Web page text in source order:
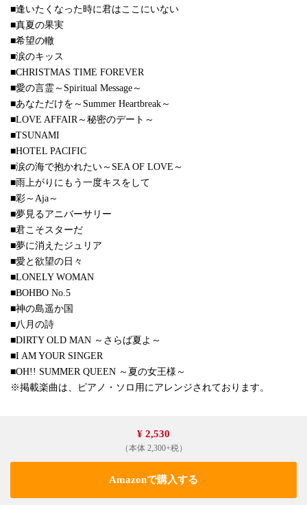
■逢いたくなった時に君はここにいない
■真夏の果実
■希望の轍
■涙のキッス
■CHRISTMAS TIME FOREVER
■愛の言霊～Spiritual Message～
■あなただけを～Summer Heartbreak～
■LOVE AFFAIR～秘密のデート～
■TSUNAMI
■HOTEL PACIFIC
■涙の海で抱かれたい～SEA OF LOVE～
■雨上がりにもう一度キスをして
■彩～Aja～
■夢見るアニバーサリー
■君こそスターだ
■夢に消えたジュリア
■愛と欲望の日々
■LONELY WOMAN
■BOHBO No.5
■神の島遥か国
■八月の詩
■DIRTY OLD MAN ～さらば夏よ～
■I AM YOUR SINGER
■OH!! SUMMER QUEEN ～夏の女王様～
※掲載楽曲は、ピアノ・ソロ用にアレンジされております。
¥ 2,530
（本体 2,300+税）
Amazonで購入する